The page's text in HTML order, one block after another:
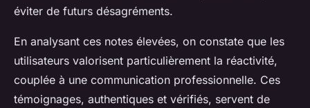
éviter de futurs désagréments.
En analysant ces notes élevées, on constate que les
utilisateurs valorisent particulièrement la réactivité,
couplée à une communication professionnelle. Ces
témoignages, authentiques et vérifiés, servent de